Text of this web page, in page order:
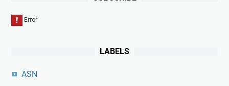
LABELS
ASN